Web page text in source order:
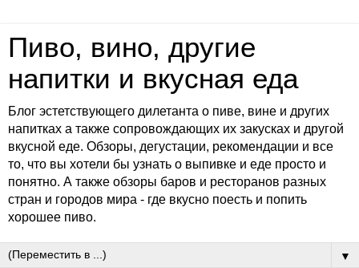
Пиво, вино, другие
напитки и вкусная еда
Блог эстетствующего дилетанта о пиве, вине и других
напитках а также сопровождающих их закусках и другой
вкусной еде. Обзоры, дегустации, рекомендации и все
то, что вы хотели бы узнать о выпивке и еде просто и
понятно. А также обзоры баров и ресторанов разных
стран и городов мира - где вкусно поесть и попить
хорошее пиво.
▼